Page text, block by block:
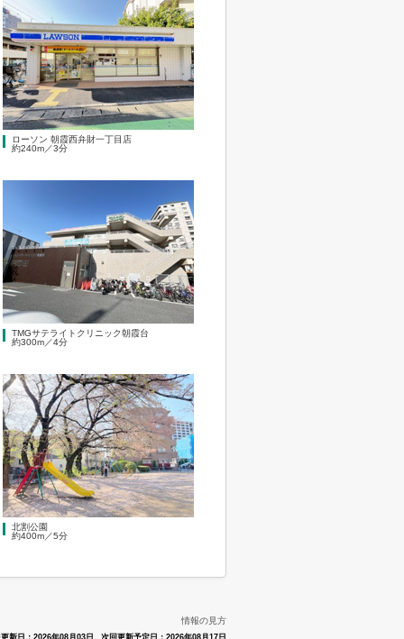
ローソン 朝霞西弁財一丁目店
約240m／3分
TMGサテライトクリニック朝霞台
約300m／4分
北割公園
約400m／5分
情報の見方